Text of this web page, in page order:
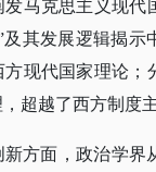
马克思主义现代
及其发展逻辑揭示
现代国家理论；
超越了西方制度
方面，政治学界